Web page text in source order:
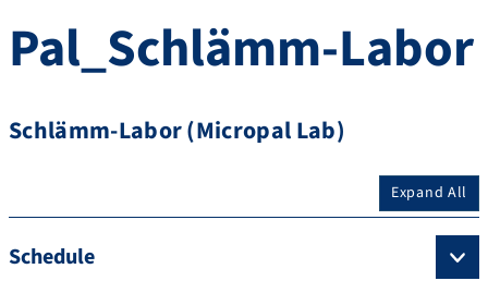
Pal_Schlämm-Labor
Schlämm-Labor (Micropal Lab)
Expand All
Schedule